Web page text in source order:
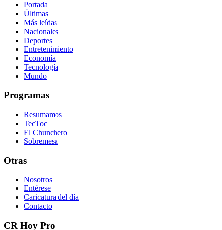
Portada
Últimas
Más leídas
Nacionales
Deportes
Entretenimiento
Economía
Tecnología
Mundo
Programas
Resumamos
TecToc
El Chunchero
Sobremesa
Otras
Nosotros
Entérese
Caricatura del día
Contacto
CR Hoy Pro